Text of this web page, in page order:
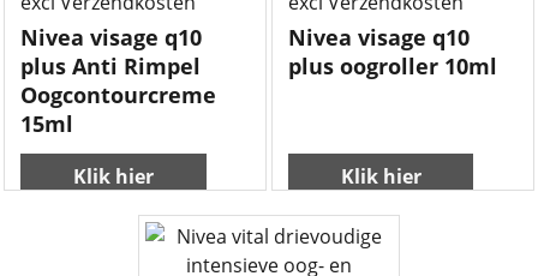
Nivea visage q10
plus Anti Rimpel
Oogcontourcreme
15ml
Klik hier
Nivea visage q10
plus oogroller 10ml
Klik hier